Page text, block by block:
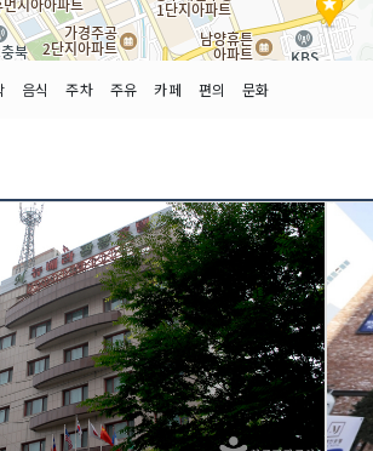
음식 주차 주유 카페 편의 문화